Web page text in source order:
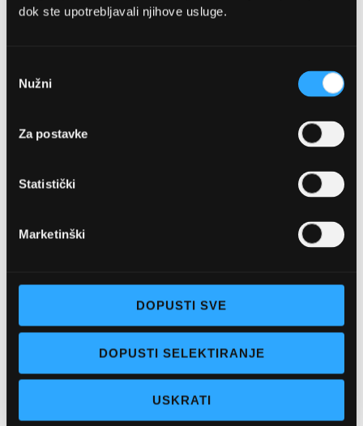
dok ste upotrebljavali njihove usluge.
pristanka
Nužni
Za postavke
Statistički
Marketinški
DOPUSTI SVE
DOPUSTI SELEKTIRANJE
USKRATI
webshop@optikanjego.hr
OPTIKA NJEGO, POSLOVNICA 2
+385-(0)21-612-709